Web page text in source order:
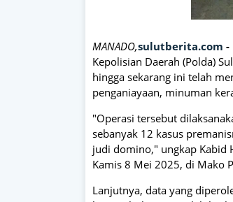
MANADO,sulutberita.com -
Kepolisian Daerah (Polda)
hingga sekarang ini telah
penganiayaan, minuman
"Operasi tersebut
sebanyak 12 kasus
judi domino," ungkap Kabid
Kamis 8 Mei 2025, di Mako
Lanjutnya, data yang